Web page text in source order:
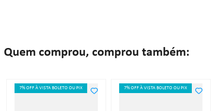
Quem comprou, comprou também:
7% OFF À VISTA BOLETO OU PIX 7% OFF À VISTA BOLETO OU PIX